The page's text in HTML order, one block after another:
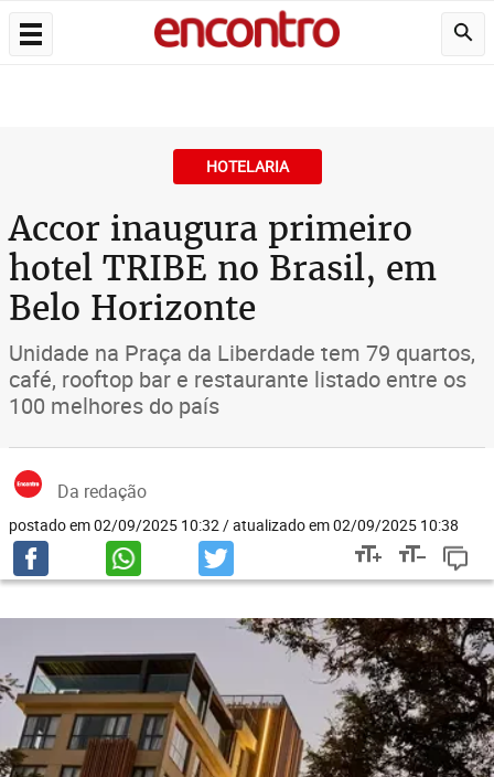
HOTELARIA
Accor inaugura primeiro
hotel TRIBE no Brasil, em
Belo Horizonte
Unidade na Praça da Liberdade tem 79 quartos,
café, rooftop bar e restaurante listado entre os
100 melhores do país
Da redação
postado em 02/09/2025 10:32 / atualizado em 02/09/2025 10:38